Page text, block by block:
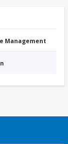
Management